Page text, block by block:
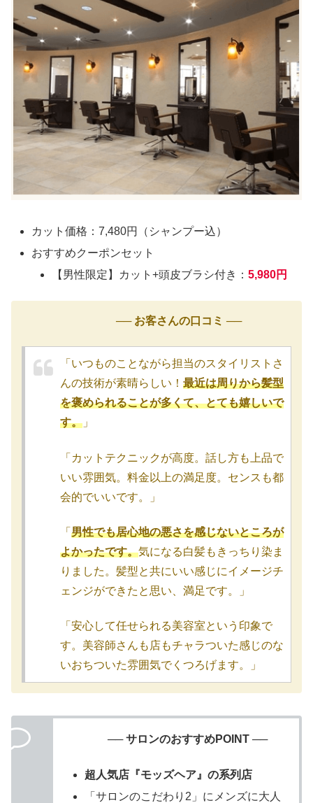
カット価格：7,480円（シャンプー込）
おすすめクーポンセット
【男性限定】カット+頭皮ブラシ付き：5,980円
── お客さんの口コミ ──
「いつものことながら担当のスタイリストさ
んの技術が素晴らしい！ 最近は周りから髪型
を褒められることが多くて、とても嬉しいで
す。 」
「カットテクニックが高度。話し方も上品で
いい雰囲気。料金以上の満足度。センスも都
会的でいいです。」
「 男性でも居心地の悪さを感じないところが
よかったです。気になる白髪もきっちり染ま
りました。髪型と共にいい感じにイメージチ
ェンジができたと思い、満足です。」
「安心して任せられる美容室という印象で
す。美容師さんも店もチャラついた感じのな
いおちついた雰囲気でくつろげます。」
── サロンのおすすめPOINT ──
超人気店『モッズヘア』の系列店
「サロンのこだわり2」にメンズに大人